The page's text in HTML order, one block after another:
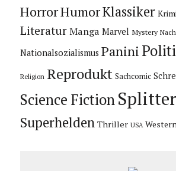
HorrorHumorKlassiker
Literatur Manga Marvel Mystery
Nationalsozialismus Panini
Religion Reprodukt Sachcomic
Science Fiction
Superhelden Thriller USA